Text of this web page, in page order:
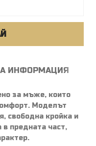
ИНФОРМАЦИЯ
за мъже, които
Моделът
свободна кройка и
в предната част,